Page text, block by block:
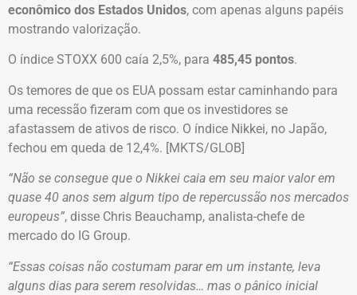
econômico dos Estados Unidos, com apenas alguns papéis
mostrando valorização.
O índice STOXX 600 caía 2,5%, para 485,45 pontos.
Os temores de que os EUA possam estar caminhando para
uma recessão fizeram com que os investidores se
afastassem de ativos de risco. O índice Nikkei, no Japão,
fechou em queda de 12,4%. [MKTS/GLOB]
“Não se consegue que o Nikkei caia em seu maior valor em
quase 40 anos sem algum tipo de repercussão nos mercados
europeus”, disse Chris Beauchamp, analista-chefe de
mercado do IG Group.
“Essas coisas não costumam parar em um instante, leva
alguns dias para serem resolvidas… mas o pânico inicial